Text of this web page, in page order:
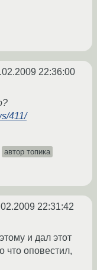
22:36:00
411/
автор топика
22:31:42
и дал этот
что оповестил,